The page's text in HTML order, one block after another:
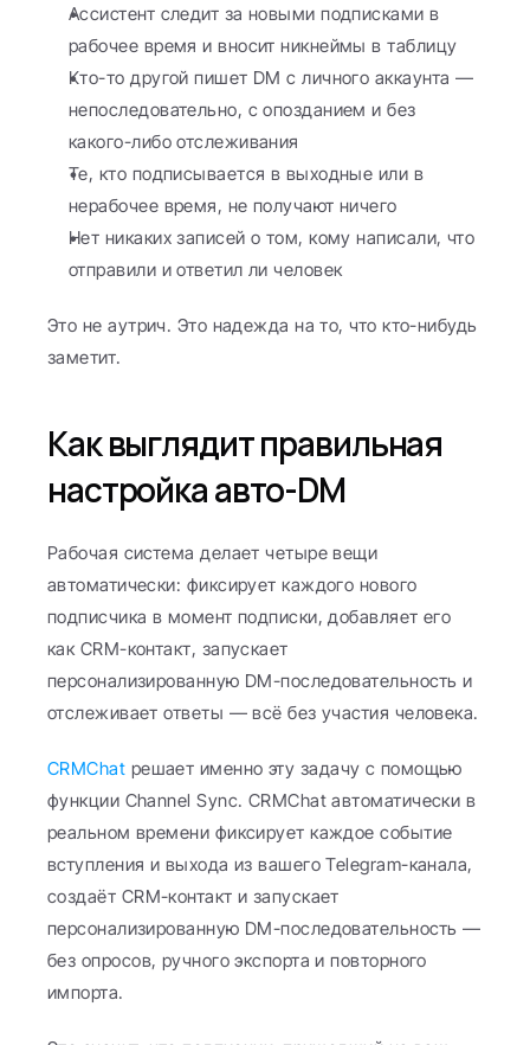
Ассистент следит за новыми подписками в
рабочее время и вносит никнеймы в таблицу
Кто-то другой пишет DM с личного аккаунта —
непоследовательно, с опозданием и без
какого-либо отслеживания
Те, кто подписывается в выходные или в
нерабочее время, не получают ничего
Нет никаких записей о том, кому написали, что
отправили и ответил ли человек
Это не аутрич. Это надежда на то, что кто-нибудь
заметит.
Как выглядит правильная
настройка авто-DM
Рабочая система делает четыре вещи
автоматически: фиксирует каждого нового
подписчика в момент подписки, добавляет его
как CRM-контакт, запускает
персонализированную DM-последовательность и
отслеживает ответы — всё без участия человека.
CRMChat решает именно эту задачу с помощью
функции Channel Sync. CRMChat автоматически в
реальном времени фиксирует каждое событие
вступления и выхода из вашего Telegram-канала,
создаёт CRM-контакт и запускает
персонализированную DM-последовательность —
без опросов, ручного экспорта и повторного
импорта.